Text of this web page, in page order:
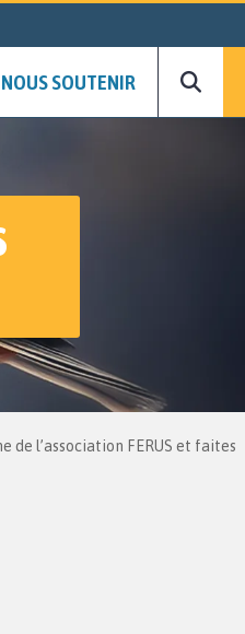
NOUS SOUTENIR
de l’association FERUS et faites